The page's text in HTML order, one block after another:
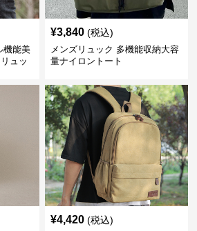
機能美
ュッ
¥3,840 (税込)
メンズリュック 多機能収納大容
量ナイロントート
¥4,420 (税込)